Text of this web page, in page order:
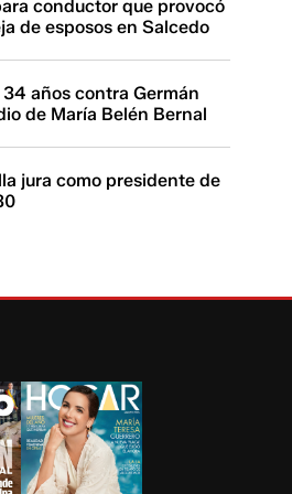
conductor que provocó
de esposos en Salcedo
años contra Germán
de María Belén Bernal
jura como presidente de